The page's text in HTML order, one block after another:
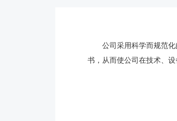
公司采用科学而规范化
书，从而使公司在技术、